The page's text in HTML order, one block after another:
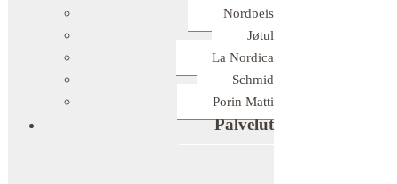
Nordpeis
Jøtul
La Nordica
Schmid
Porin Matti
Palvelut